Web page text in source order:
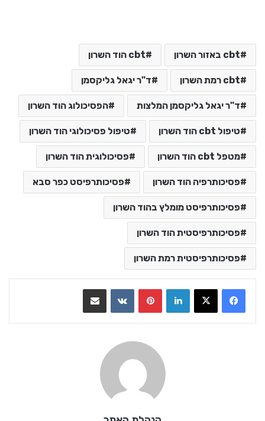
cbt באזור השרון cbt הוד השרון
cbt רמת השרון ד"ר יגאל גליקסמן
ד"ר יגאל גליקסמן המלצות הפסיכולוג הוד השרון
טיפול cbt הוד השרון טיפול פסיכולוגי הוד השרון
מטפל cbt הוד השרון פסיכולוגית הוד השרון
פסיכותרפיה הוד השרון פסיכותרפיסט כפר סבא
פסיכותרפיסט מומלץ בהוד השרון
פסיכותרפיסטית הוד השרון
פסיכותרפיסטית רמת השרון
LinkedIn
Pinterest
VKontakteשתף בדואר אלקטרוני